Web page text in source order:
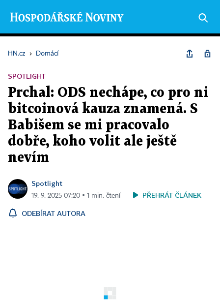
HN.cz › Domácí
SPOTLIGHT
Prchal: ODS nechápe, co pro ni
bitcoinová kauza znamená. S
Babišem se mi pracovalo
dobře, koho volit ale ještě
nevím
Spotlight
19. 9. 2025 07:20 ▪ 1 min. čtení PŘEHRÁT ČLÁNEK
ODEBÍRAT AUTORA